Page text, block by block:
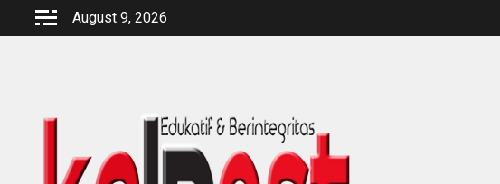
August 9, 2026